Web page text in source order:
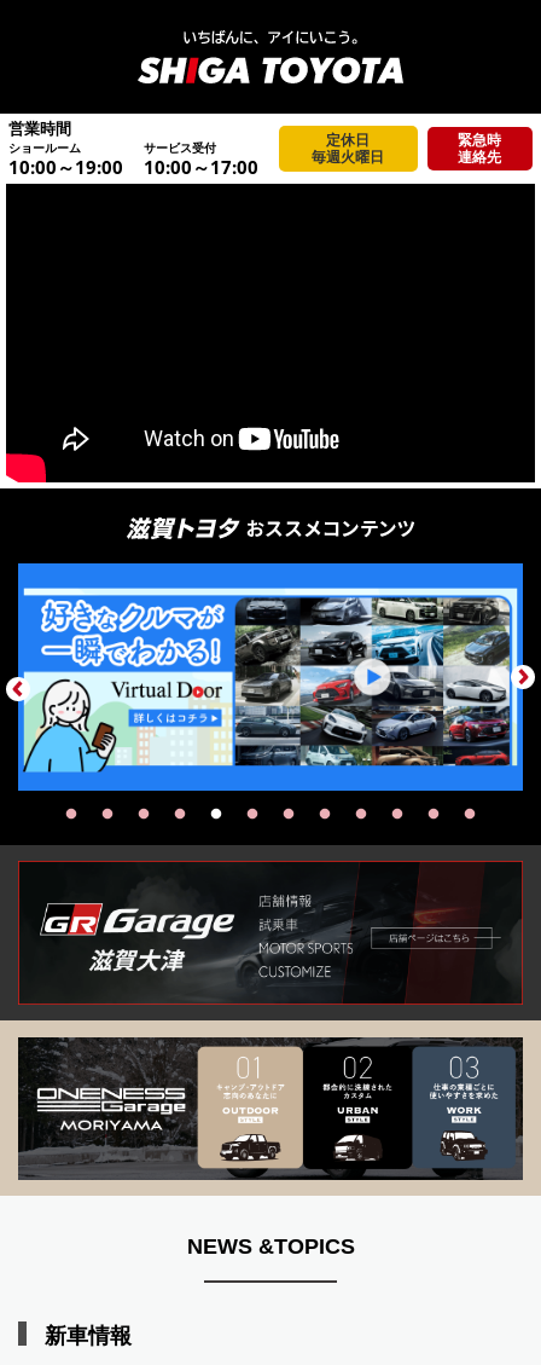
営業時間
ショールーム
10:00～19:00
サービス受付
10:00～17:00
定休日
毎週火曜日
緊急時
連絡先
NEWS &TOPICS
新車情報